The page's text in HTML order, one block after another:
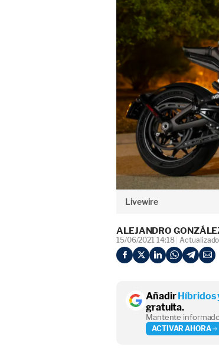
Livewire
ALEJANDRO
15/06/2021 14:18
AñadirHíbridos
gratuita.
Mantente
ACTIVAR AHORA